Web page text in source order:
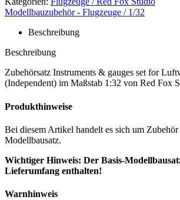
Modellbauzubehör - Flugzeuge / 1/32
Beschreibung
Beschreibung
Zubehörsatz Instruments & gauges set for
(Independent) im Maßstab 1:32 von Red Fox
Produkthinweise
Bei diesem Artikel handelt es sich um
Modellbausatz.
Wichtiger Hinweis: Der Basis-
Lieferumfang enthalten!
Warnhinweis